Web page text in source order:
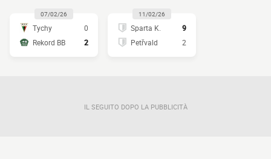
07/02/26
Tychy
0
Rekord BB
2
11/02/26
Sparta K.
9
Petřvald
2
IL SEGUITO DOPO LA PUBBLICITÀ